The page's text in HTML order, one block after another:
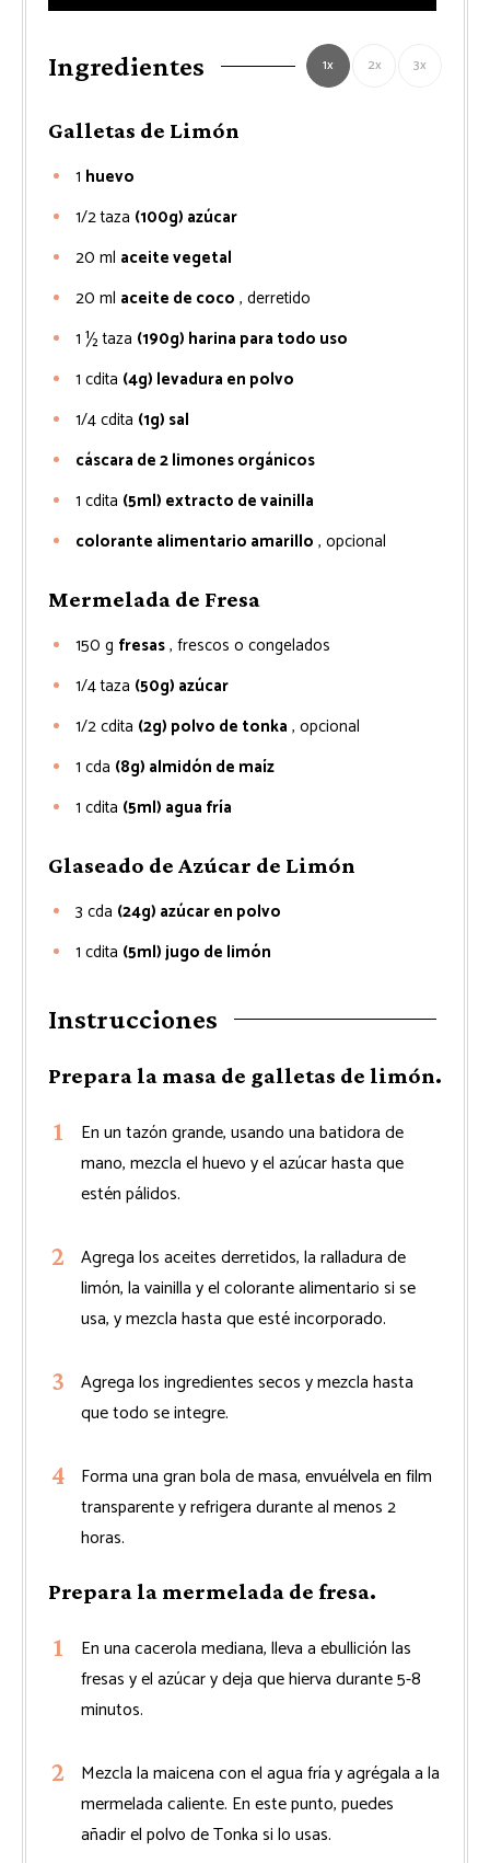
Ingredientes 1x 2x 3x
Galletas de Limón
1 huevo
1/2taza (100g) azúcar
20 ml aceite vegetal
20 ml aceite de coco , derretido
1 ½taza (190g) harina para todo uso
1 cdita (4g) levadura en polvo
1/4cdita (1g) sal
cáscara de 2 limones orgánicos
1 cdita (5ml) extracto de vainilla
colorante alimentario amarillo , opcional
Mermelada de Fresa
150 g fresas, frescos o congelados
1/4taza (50g) azúcar
1/2cdita (2g) polvo de tonka , opcional
1 cda (8g) almidón de maíz
1 cdita (5ml) agua fría
Glaseado de Azúcar de Limón
3 cda (24g) azúcar en polvo
1 cdita (5ml) jugo de limón
Instrucciones
Prepara la masa de galletas de limón.
En un tazón grande, usando una batidora de
mano, mezcla el huevo y el azúcar hasta que
estén pálidos.
Agrega los aceites derretidos, la ralladura de
limón, la vainilla y el colorante alimentario si se
usa, y mezcla hasta que esté incorporado.
Agrega los ingredientes secos y mezcla hasta
que todo se integre.
Forma una gran bola de masa, envuélvela en film
transparente y refrigera durante al menos 2
horas.
Prepara la mermelada de fresa.
En una cacerola mediana, lleva a ebullición las
fresas y el azúcar y deja que hierva durante 5-8
minutos.
Mezcla la maicena con el agua fría y agrégala a la
mermelada caliente. En este punto, puedes
añadir el polvo de Tonka si lo usas.